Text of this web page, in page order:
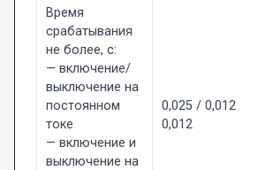
Время
срабатывания
не более, с:
— включение/
выключение на
постоянном
токе
— включение и
выключение на
0,025 / 0,012
0,012